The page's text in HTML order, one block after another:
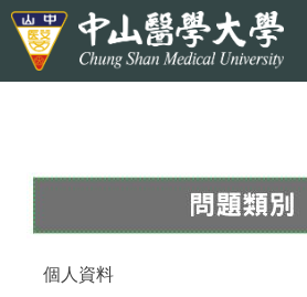
跳
到
個人資料